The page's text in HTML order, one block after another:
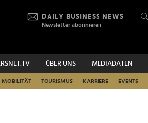
DAILY BUSINESS NEWS
Newsletter abonnieren
ÜBER UNS MEDIADATEN
MOBILITÄT TOURISMUS KARRIERE EVENTS